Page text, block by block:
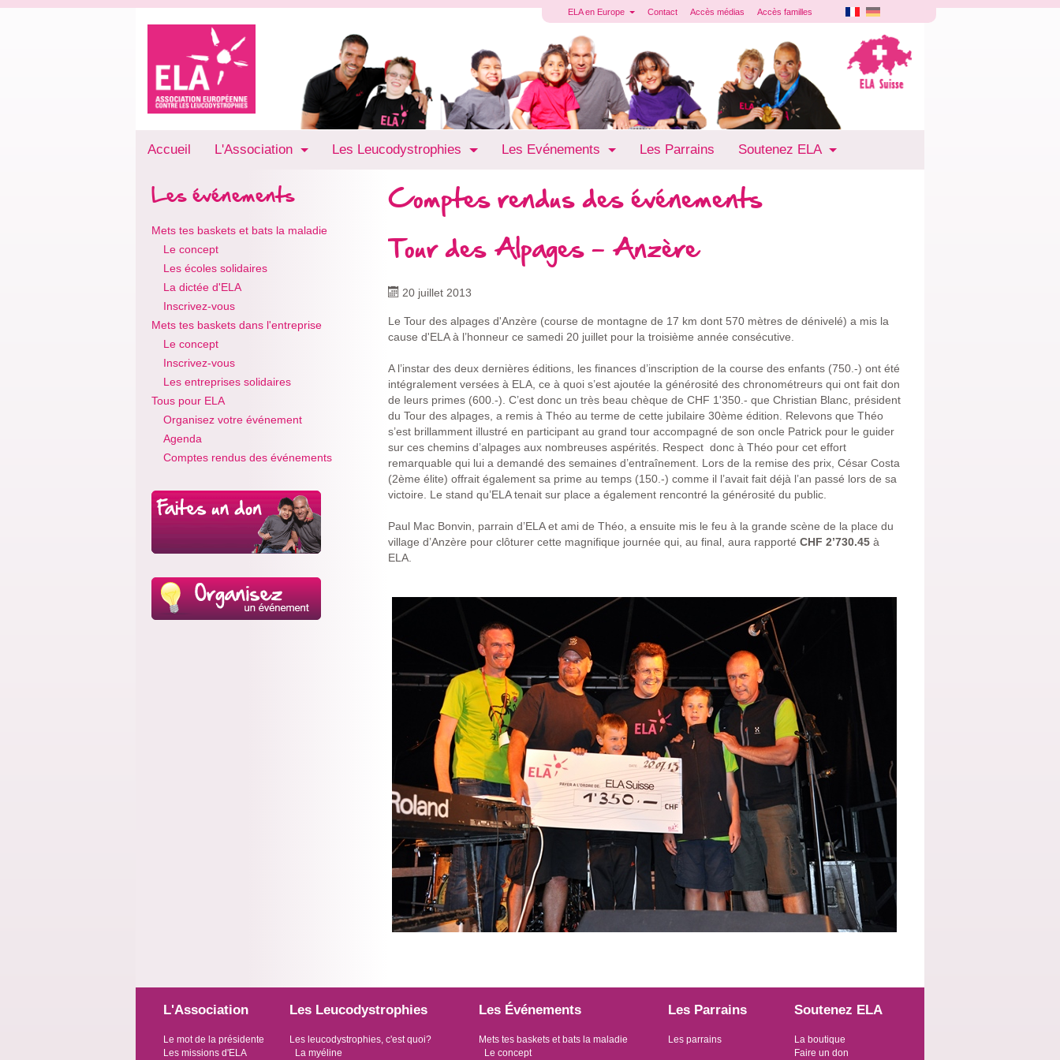
ELA en Europe Contact Accès médias Accès familles
Accueil L'Association Les Leucodystrophies Les Evénements Les Parrains Soutenez ELA
Les événements
Mets tes baskets et bats la maladie
Le concept
Les écoles solidaires
La dictée d'ELA
Inscrivez-vous
Mets tes baskets dans l'entreprise
Le concept
Inscrivez-vous
Les entreprises solidaires
Tous pour ELA
Organisez votre événement
Agenda
Comptes rendus des événements
Comptes rendus des événements
Tour des Alpages - Anzère
20 juillet 2013
Le Tour des alpages d'Anzère (course de montagne de 17 km dont 570 mètres de dénivelé) a mis la
cause d'ELA à l’honneur ce samedi 20 juillet pour la troisième année consécutive.
A l’instar des deux dernières éditions, les finances d’inscription de la course des enfants (750.-) ont été
intégralement versées à ELA, ce à quoi s’est ajoutée la générosité des chronométreurs qui ont fait don
de leurs primes (600.-). C’est donc un très beau chèque de CHF 1'350.- que Christian Blanc, président
du Tour des alpages, a remis à Théo au terme de cette jubilaire 30ème édition. Relevons que Théo
s’est brillamment illustré en participant au grand tour accompagné de son oncle Patrick pour le guider
sur ces chemins d’alpages aux nombreuses aspérités. Respect donc à Théo pour cet effort
remarquable qui lui a demandé des semaines d’entraînement. Lors de la remise des prix, César Costa
(2ème élite) offrait également sa prime au temps (150.-) comme il l’avait fait déjà l’an passé lors de sa
victoire. Le stand qu’ELA tenait sur place a également rencontré la générosité du public.
Paul Mac Bonvin, parrain d’ELA et ami de Théo, a ensuite mis le feu à la grande scène de la place du
village d’Anzère pour clôturer cette magnifique journée qui, au final, aura rapporté CHF 2’730.45à
ELA.
L'Association
Le mot de la présidente
Les missions d'ELA
Les Leucodystrophies
Les leucodystrophies, c'est quoi?
La myéline
Les Événements
Mets tes baskets et bats la maladie
Le concept
Les Parrains
Les parrains
Soutenez ELA
La boutique
Faire un don